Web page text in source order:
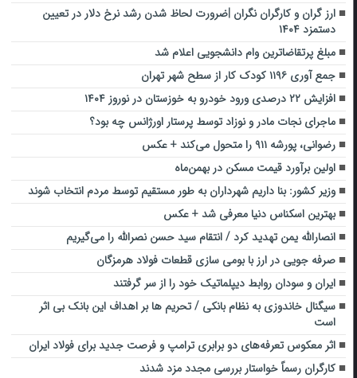
ارز گران و کارگران نگران |ضرورت لحاظ شدن رشد نرخ دلار در تعیین
دستمزد ۱۴۰۴
مبلغ پرتقاضاترین وام دانشجویی اعلام شد
جمع آوری ۱۱۹۶ کودک کار از سطح شهر تهران
افزایش ۲۲ درصدی ورود خودرو به خوزستان در نوروز ۱۴۰۴
ماجرای نجات مادر و نوزاد توسط پرستار اورژانس چه بود؟
رضوانی، پورشه ۹۱۱ را متحول می‌کند + عکس
اولین برآورد قیمت مسکن در بهمن‌ماه
وزیر کشور: بنا داریم شهرداران به طور مستقیم توسط مردم انتخاب شوند
بهترین اسکناس دنیا معرفی شد + عکس
انصارالله یمن تهدید کرد / انتقام سید حسن نصرالله را می‌گیریم
صرفه جویی در ارز با بومی سازی قطعات فولاد هرمزگان
ایران و سودان روابط دیپلماتیک خود را از سر گرفتند
سیگنال خاندوزی به نظام بانکی / تحریم ها بر اهداف این بانک بی اثر
است
اثر معکوس تعرفه‌های دو برابری ترامپ و فرصت جدید برای فولاد ایران
کارگران رسماً خواستار بررسی مجدد مزد شدند